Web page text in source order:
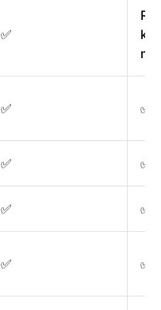
✅
✅ ✅
✅ ✅
✅ ✅
✅ ✅